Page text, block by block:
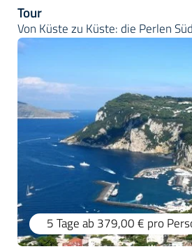
Tour
Von Küste zu Küste: die Perlen
5 Tageab 379,00 € pro